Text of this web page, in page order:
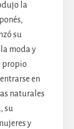
la
su
moda y
propio
en
naturales
su
y